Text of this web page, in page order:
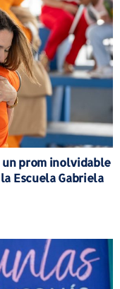
un prom inolvidable
Escuela Gabriela